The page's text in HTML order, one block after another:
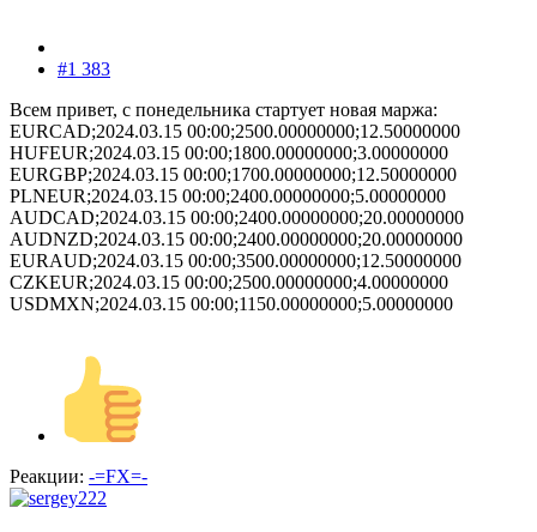
#1 383
Всем привет, с понедельника стартует новая маржа:
EURCAD;2024.03.15 00:00;2500.00000000;12.50000000
HUFEUR;2024.03.15 00:00;1800.00000000;3.00000000
EURGBP;2024.03.15 00:00;1700.00000000;12.50000000
PLNEUR;2024.03.15 00:00;2400.00000000;5.00000000
AUDCAD;2024.03.15 00:00;2400.00000000;20.00000000
AUDNZD;2024.03.15 00:00;2400.00000000;20.00000000
EURAUD;2024.03.15 00:00;3500.00000000;12.50000000
CZKEUR;2024.03.15 00:00;2500.00000000;4.00000000
USDMXN;2024.03.15 00:00;1150.00000000;5.00000000
Реакции: -=FX=-